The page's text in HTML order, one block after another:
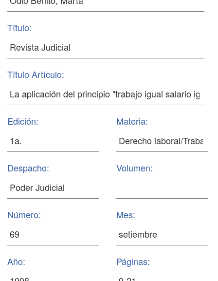
Título:
Título Artículo:
Edición: Materia:
Despacho: Volumen:
Número: Mes:
Año: Páginas: